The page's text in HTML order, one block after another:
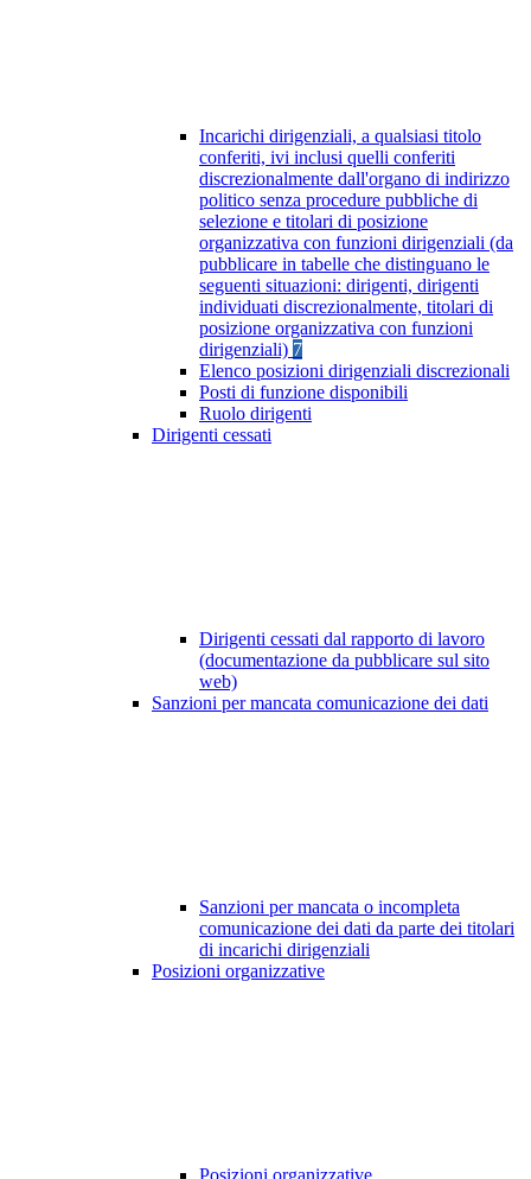
Incarichi dirigenziali, a qualsiasi titolo
conferiti, ivi inclusi quelli conferiti
discrezionalmente dall'organo di indirizzo
politico senza procedure pubbliche di
selezione e titolari di posizione
organizzativa con funzioni dirigenziali (da
pubblicare in tabelle che distinguano le
seguenti situazioni: dirigenti, dirigenti
individuati discrezionalmente, titolari di
posizione organizzativa con funzioni
dirigenziali) 7
Elenco posizioni dirigenziali discrezionali
Posti di funzione disponibili
Ruolo dirigenti
Dirigenti cessati
Dirigenti cessati dal rapporto di lavoro
(documentazione da pubblicare sul sito
web)
Sanzioni per mancata comunicazione dei dati
Sanzioni per mancata o incompleta
comunicazione dei dati da parte dei titolari
di incarichi dirigenziali
Posizioni organizzative